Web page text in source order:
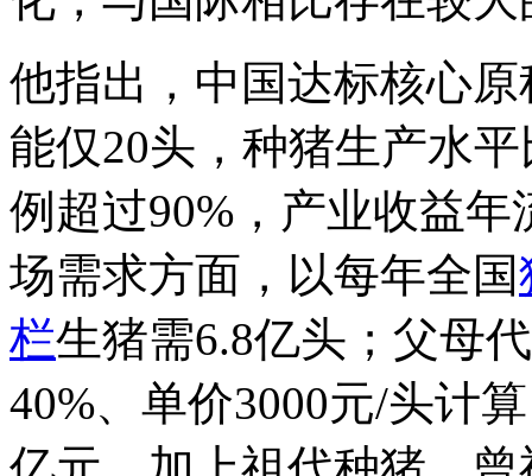
他指出，中国达标核心
能仅20头，种猪生产水
例超过90%，产业收益
场需求方面，以每年全国
栏生猪需6.8亿头；父母
40%、单价3000元/头计